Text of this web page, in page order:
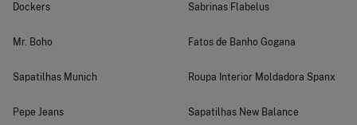
Dockers
Mr. Boho
Sapatilhas Munich
Pepe Jeans
Sabrinas Flabelus
Fatos de Banho Gogana
Roupa Interior Moldadora Spanx
Sapatilhas New Balance